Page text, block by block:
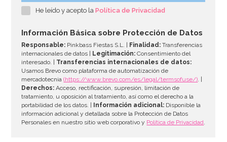
AÑADIR
He leído y acepto laPolítica de Privacidad
Información Básica sobre Protección de Datos
Responsable: Pinkbass Fiestas S.L. | Finalidad: Transferencias
internacionales de datos |
Legitimación: Consentimiento del
interesado. | Transferencias internacionales de datos:
Usamos Brevo como plataforma de automatización de
mercadotecnia(https://www.brevo.com/es/legal/termsofuse/). |
Derechos: Acceso, rectificación, supresión, limitación de
tratamiento, u oposición al tratamiento, así como el derecho a la
portabilidad de los datos. |
Información adicional: Disponible la
información adicional y detallada sobre la Protección de Datos
Personales en nuestro sitio web corporativo y Política de Privacidad.